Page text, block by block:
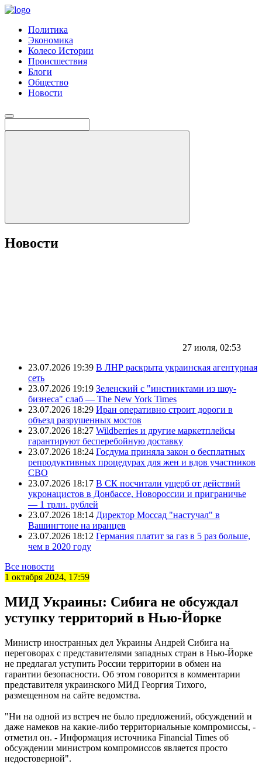
Политика
Экономика
Колесо Истории
Происшествия
Блоги
Общество
Новости
Новости
27 июля, 02:53
23.07.2026 19:39 В ЛНР раскрыта украинская агентурная
сеть
23.07.2026 19:19 Зеленский с "инстинктами из шоу-
бизнеса" слаб — The New York Times
23.07.2026 18:29 Иран оперативно строит дороги в
объезд разрушенных мостов
23.07.2026 18:27 Wildberries и другие маркетплейсы
гарантируют бесперебойную доставку
23.07.2026 18:24 Госдума приняла закон о бесплатных
репродуктивных процедурах для жен и вдов участников
СВО
23.07.2026 18:17 В СК посчитали ущерб от действий
укронацистов в Донбассе, Новороссии и приграничье
— 1 трлн. рублей
23.07.2026 18:14 Директор Моссад "настучал" в
Вашингтоне на иранцев
23.07.2026 18:12 Германия платит за газ в 5 раз больше,
чем в 2020 году
Все новости
1 октября 2024, 17:59
МИД Украины: Сибига не обсуждал
уступку территорий в Нью-Йорке
Министр иностранных дел Украины Андрей Сибига на
переговорах с представителями западных стран в Нью-Йорке
не предлагал уступить России территории в обмен на
гарантии безопасности. Об этом говорится в комментарии
представителя украинского МИД Георгия Тихого,
размещенном на сайте ведомства.
"Ни на одной из встреч не было предложений, обсуждений и
даже намеков на какие-либо территориальные компромиссы, -
отметил он. - Информация источника Financial Times об
обсуждении министром компромиссов является просто
недостоверной".